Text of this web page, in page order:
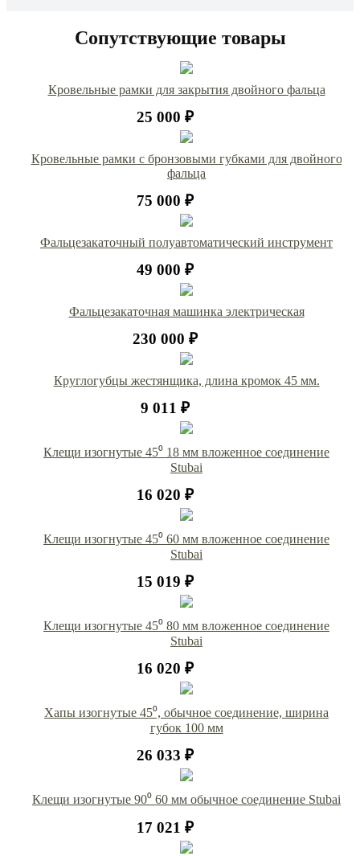
Сопутствующие товары
Кровельные рамки для закрытия двойного фальца
25 000 ₽
Кровельные рамки с бронзовыми губками для двойного
фальца
75 000 ₽
Фальцезакаточный полуавтоматический инструмент
49 000 ₽
Фальцезакаточная машинка электрическая
230 000 ₽
Круглогубцы жестянщика, длина кромок 45 мм.
9 011 ₽
Клещи изогнутые 45⁰ 18 мм вложенное соединение
Stubai
16 020 ₽
Клещи изогнутые 45⁰ 60 мм вложенное соединение
Stubai
15 019 ₽
Клещи изогнутые 45⁰ 80 мм вложенное соединение
Stubai
16 020 ₽
Хапы изогнутые 45⁰, обычное соединение, ширина
губок 100 мм
26 033 ₽
Клещи изогнутые 90⁰ 60 мм обычное соединение Stubai
17 021 ₽